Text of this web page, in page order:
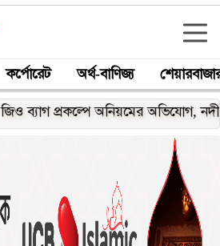
কর্পোরেট অর্থ-বাণিজ্য
অনিয়মের অভিযোগ, নদীরকূলে